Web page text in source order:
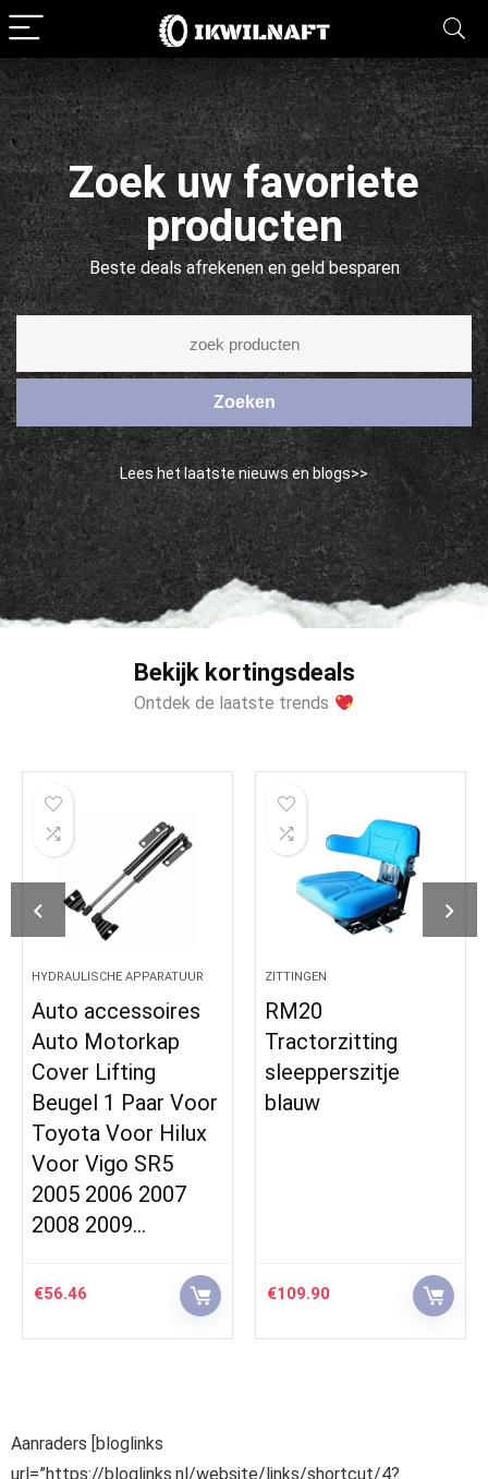
Zoek uw favoriete
producten
Beste deals afrekenen en geld besparen
Zoeken
Lees het laatste nieuws en blogs>>
Bekijk kortingsdeals
Ontdek de laatste trends
HYDRAULISCHE APPARATUUR
Auto accessoires
Auto Motorkap
Cover Lifting
Beugel 1 Paar Voor
Toyota Voor Hilux
Voor Vigo SR5
2005 2006 2007
2008 2009…
€56.46
ZITTINGEN
RM20
Tractorzitting
sleepperszitje
blauw
€109.90
Aanraders [bloglinks
url=”https://bloglinks.nl/website/links/shortcut/4?